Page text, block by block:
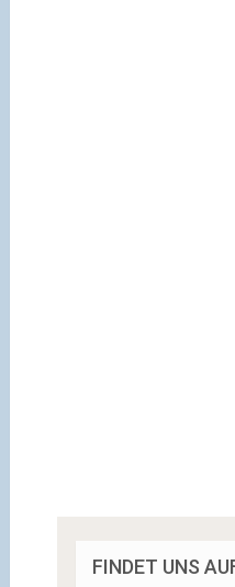
FINDET UNS